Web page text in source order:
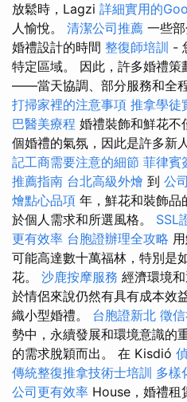
放鬆時，Lagzi 詳細實用的
人愉悅。 清潔公司推薦 一些
婚禮設計的時間 整復師培訓 -
特定區域。 因此，許多婚禮策
——當天協調、部分服務和全
打掃家裡的注意事項 推拿學徒
巴醫美療程 婚禮裝飾和鮮花不
個婚禮的氣氛，因此是許多新
記工商需要注意的細節 菲律賓
推薦指南 台北高級外燴 到 公
燴點心品項 年，鮮花和裝飾品
於個人需求和所選風格。 SSL
更有效率 台胞證辦理全攻略
可能高達數十萬福林，特別是
花。 沙鹿按摩服務 經濟環境
於情侶來說仍然有具有成本效
織小型婚禮。 台胞證新北 徵
勢中，永續發展和環境意識的
的需求脫穎而出。 在 Kisdió
傳統整復推拿技術士培訓 多樣
公司更有效率 House，婚禮租